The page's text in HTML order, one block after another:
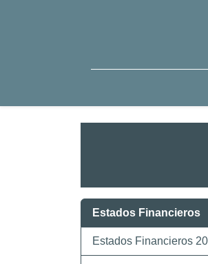
Estados Financieros
Estados Financieros